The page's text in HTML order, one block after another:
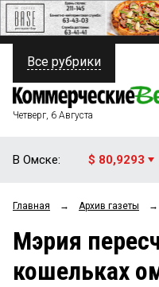
ПОЛИТИКА
ФИНАНСЫ
ОБЩЕСТВО
ЗАКОН
Все рубрики
Четверг, 6 Августа
В Омске: $ 80,9293
Главная → Архив газеты →
Мэрия
кошельках